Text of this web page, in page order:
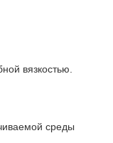
вязкостью.
среды